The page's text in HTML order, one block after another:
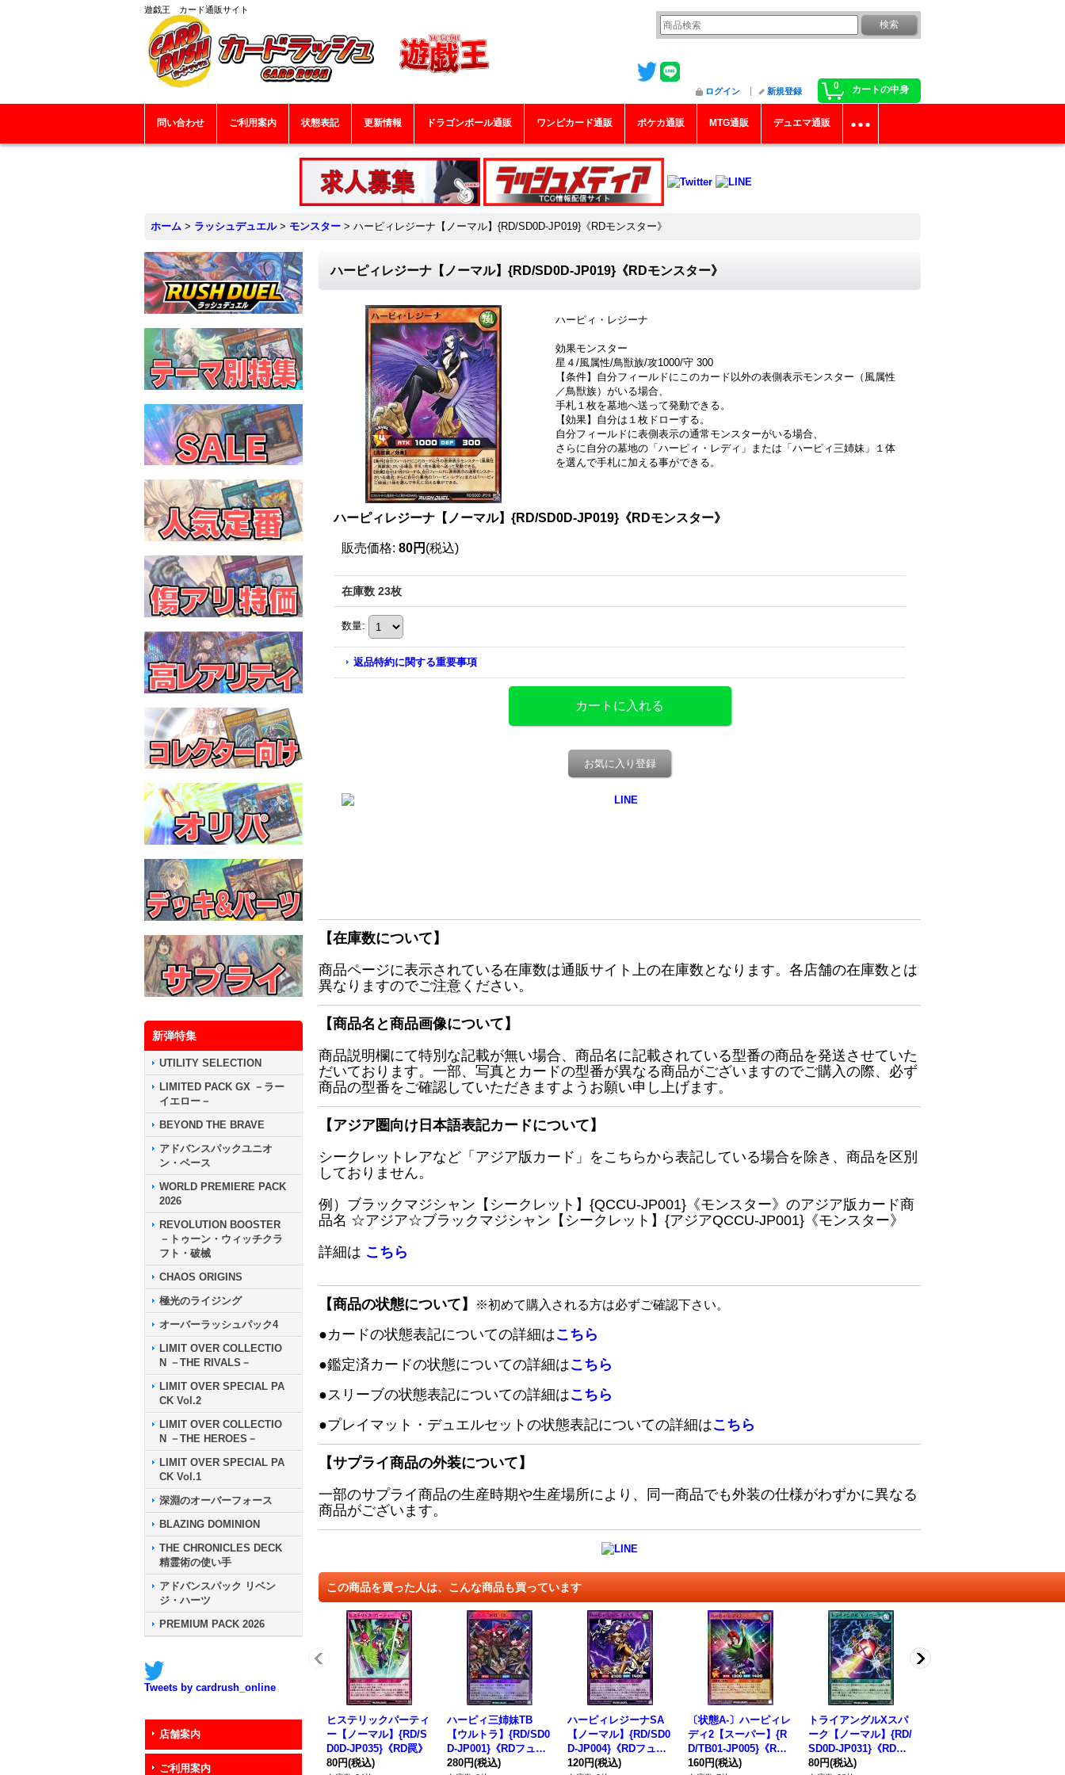
遊戯王 カード通販サイト
0 カートの中身
ログイン 新規登録
問い合わせ ご利用案内 状態表記 更新情報 ドラゴンボール通販 ワンピカード通販 ポケカ通販 MTG通販 デュエマ通販
ホーム > ラッシュデュエル > モンスター > ハーピィレジーナ【ノーマル】{RD/SD0D-JP019}《RDモンスター》
新弾特集
UTILITY SELECTION
LIMITED PACK GX －ラー
イエロー－
BEYOND THE BRAVE
アドバンスパックユニオ
ン・ベース
WORLD PREMIERE PACK
2026
REVOLUTION BOOSTER
－トゥーン・ウィッチクラ
フト・破械
CHAOS ORIGINS
極光のライジング
オーバーラッシュパック4
LIMIT OVER COLLECTIO
N －THE RIVALS－
LIMIT OVER SPECIAL PA
CK Vol.2
LIMIT OVER COLLECTIO
N －THE HEROES－
LIMIT OVER SPECIAL PA
CK Vol.1
深淵のオーバーフォース
BLAZING DOMINION
THE CHRONICLES DECK
精霊術の使い手
アドバンスパック リベン
ジ・ハーツ
PREMIUM PACK 2026
Tweets by cardrush_online
店舗案内
ご利用案内
ハーピィレジーナ【ノーマル】{RD/SD0D-JP019}《RDモンスター》
ハーピィ・レジーナ
効果モンスター
星４/風属性/鳥獣族/攻1000/守 300
【条件】自分フィールドにこのカード以外の表側表示モンスター（風属性
／鳥獣族）がいる場合、
手札１枚を墓地へ送って発動できる。
【効果】自分は１枚ドローする。
自分フィールドに表側表示の通常モンスターがいる場合、
さらに自分の墓地の「ハーピィ・レディ」または「ハーピィ三姉妹」１体
を選んで手札に加える事ができる。
ハーピィレジーナ【ノーマル】{RD/SD0D-JP019}《RDモンスター》
販売価格: 80円 (税込)
在庫数 23枚
数量:
返品特約に関する重要事項
お気に入り登録
【在庫数について】
商品ページに表示されている在庫数は通販サイト上の在庫数となります。各店舗の在庫数とは
異なりますのでご注意ください。
【商品名と商品画像について】
商品説明欄にて特別な記載が無い場合、商品名に記載されている型番の商品を発送させていた
だいております。一部、写真とカードの型番が異なる商品がございますのでご購入の際、必ず
商品の型番をご確認していただきますようお願い申し上げます。
【アジア圏向け日本語表記カードについて】
シークレットレアなど「アジア版カード」をこちらから表記している場合を除き、商品を区別
しておりません。
例）ブラックマジシャン【シークレット】{QCCU-JP001}《モンスター》のアジア版カード商
品名 ☆アジア☆ブラックマジシャン【シークレット】{アジアQCCU-JP001}《モンスター》
詳細は こちら
【商品の状態について】 ※初めて購入される方は必ずご確認下さい。
●カードの状態表記についての詳細はこちら
●鑑定済カードの状態についての詳細はこちら
●スリーブの状態表記についての詳細はこちら
●プレイマット・デュエルセットの状態表記についての詳細はこちら
【サプライ商品の外装について】
一部のサプライ商品の生産時期や生産場所により、同一商品でも外装の仕様がわずかに異なる
商品がございます。
この商品を買った人は、こんな商品も買っています
ヒステリックパーティ
ー【ノーマル】{RD/S
D0D-JP035}《RD罠》
80円(税込)
ハーピィ三姉妹TB
【ウルトラ】{RD/SD0
D-JP001}《RDフュー
ジョン》
280円(税込)
ハーピィレジーナSA
【ノーマル】{RD/SD0
D-JP004}《RDフュー
ジョン》
120円(税込)
〔状態A-〕ハーピィレ
ディ2【スーパー】{R
D/TB01-JP005}《RD
モンスター》
160円(税込)
トライアングルXスパ
ーク【ノーマル】{RD/
SD0D-JP031}《RD魔
法》
80円(税込)